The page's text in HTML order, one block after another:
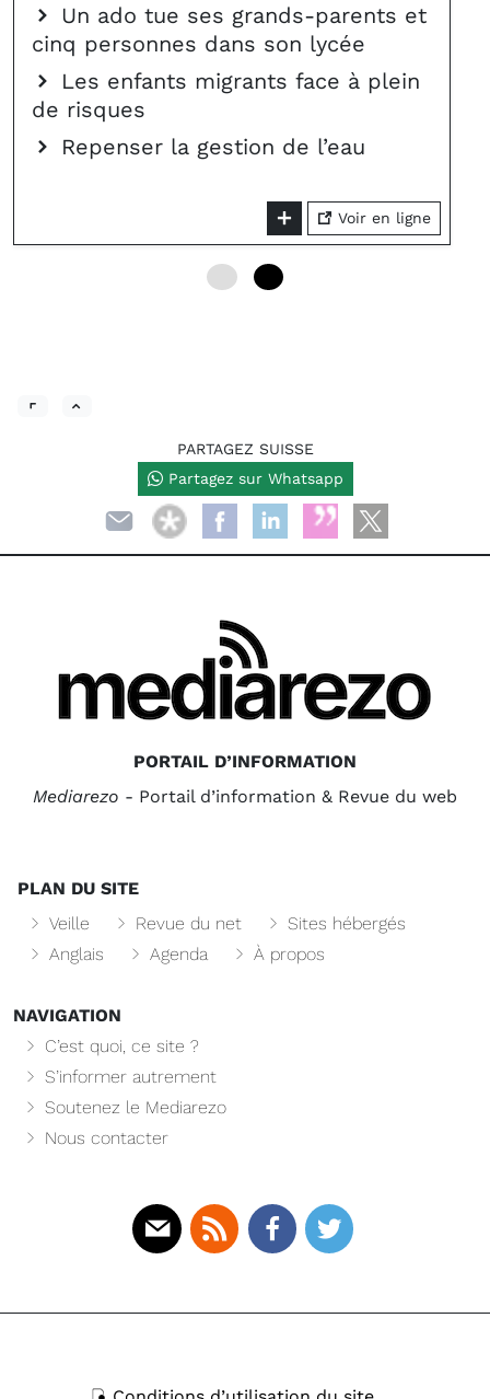
Un ado tue ses grands-parents et
cinq personnes dans son lycée
Les enfants migrants face à plein
de risques
Repenser la gestion de l’eau
Voir en ligne
PARTAGEZ SUISSE
Partagez sur Whatsapp
PORTAIL D’INFORMATION
Mediarezo - Portail d’information & Revue du web
PLAN DU SITE
Veille
Revue du net
Sites hébergés
Anglais
Agenda À propos
NAVIGATION
C’est quoi, ce site ?
S’informer autrement
Soutenez le Mediarezo
Nous contacter